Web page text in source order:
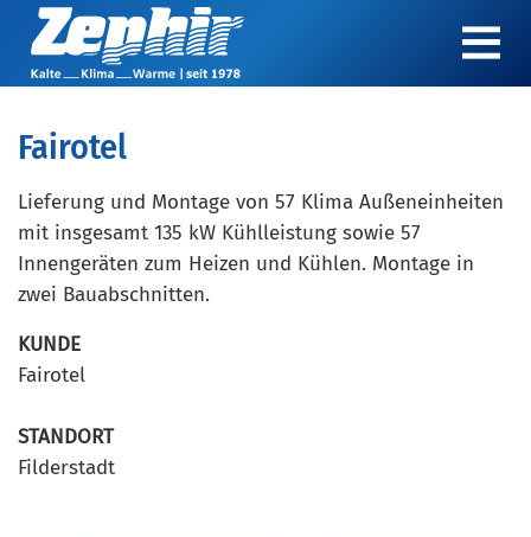
Fairotel
Lieferung und Montage von 57 Klima Außeneinheiten
mit insgesamt 135 kW Kühlleistung sowie 57
Innengeräten zum Heizen und Kühlen. Montage in
zwei Bauabschnitten.
KUNDE
Fairotel
STANDORT
Filderstadt